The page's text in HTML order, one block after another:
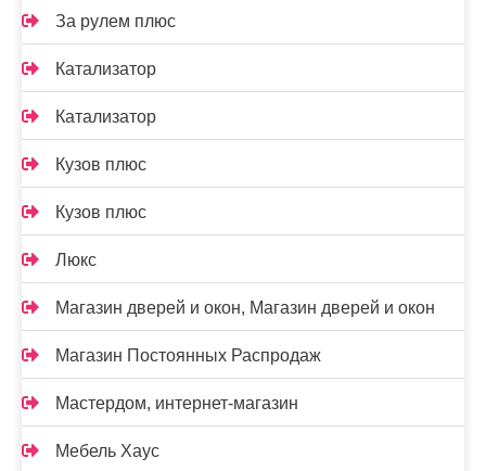
За рулем плюс
Катализатор
Катализатор
Кузов плюс
Кузов плюс
Люкс
Магазин дверей и окон, Магазин дверей и окон
Магазин Постоянных Распродаж
Мастердом, интернет-магазин
Мебель Хаус